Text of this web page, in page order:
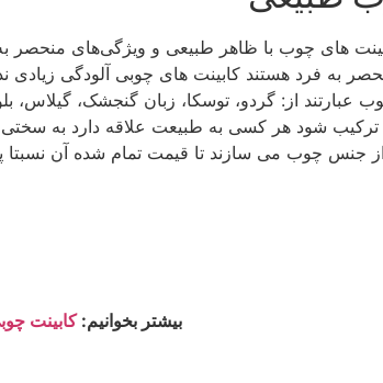
های چوب با ظاهر طبیعی و ویژگی‌های
به فرد هستند کابینت های چوبی آلودگی زیادی
عبارتند از: گردو، توسکا، زبان گنجشک،
ترکیب شود هر کسی به طبیعت علاقه دارد به
چوب می سازند تا قیمت تمام شده آن نسبتا
بیشتر بخوانیم:کابینت